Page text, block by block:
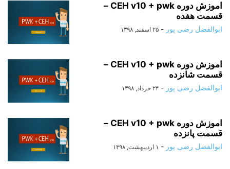
اموزش دوره CEH v10 + pwk –
قسمت هفده
ابوالفضل رضی پور - ۲۵ اسفند, ۱۳۹۸
اموزش دوره CEH v10 + pwk –
قسمت شانزده
ابوالفضل رضی پور - ۲۴ خرداد, ۱۳۹۸
اموزش دوره CEH v10 + pwk –
قسمت پانزده
ابوالفضل رضی پور - ۱ اردیبهشت, ۱۳۹۸